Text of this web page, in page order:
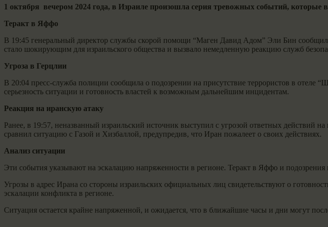
1 октября вечером 2024 года, в Израиле произошла серия тревожных событий, которые
Теракт в Яффо
В 19:45 генеральный директор службы скорой помощи “Маген Давид Адом” Эли Бин сообщил
стало шокирующим для израильского общества и вызвало немедленную реакцию служб
Угроза в Герцлии
В 20:04 пресс-служба полиции сообщила о подозрении на присутствие террористов в отеле
серьезность ситуации и готовность властей к возможным дальнейшим инцидентам.
Реакция на иранскую атаку
Ранее, в 19:57, неназванный израильский источник выступил с угрозой ответных действий
сравнил ситуацию с Газой и Хизбаллой, предупредив, что Иран пожалеет о своих действиях.
Анализ ситуации
Эти события указывают на эскалацию напряженности в регионе. Теракт в Яффо и
Угрозы в адрес Ирана со стороны израильских официальных лиц свидетельствуют о
эскалации конфликта в регионе.
Ситуация остается крайне напряженной, и ожидается, что в ближайшие часы и дни могут